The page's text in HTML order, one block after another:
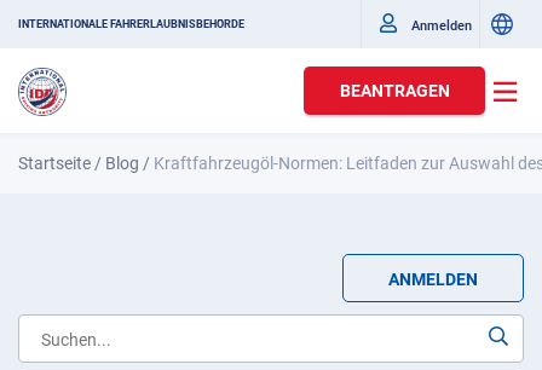
INTERNATIONALE FAHRERLAUBNISBEHÖRDE Anmelden
BEANTRAGEN
Startseite / Blog / Kraftfahrzeugöl-Normen: Leitfaden zur Auswahl
ANMELDEN